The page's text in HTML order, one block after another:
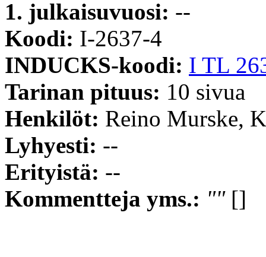
1. julkaisuvuosi: --
Koodi: I-2637-4
INDUCKS-koodi: I TL
Tarinan pituus: 10 sivua
Henkilöt: Reino Murske,
Lyhyesti: --
Erityistä: --
Kommentteja yms.: ""[]